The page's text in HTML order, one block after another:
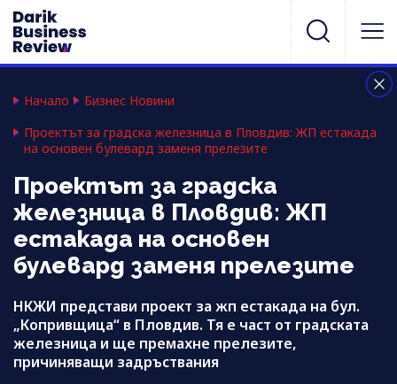
Начало
Бизнес Новини
Проектът за градска железница в Пловдив: ЖП естакада
на основен булевард заменя прелезите
Проектът за градска
железница в Пловдив: ЖП
естакада на основен
булевард заменя прелезите
НКЖИ представи проект за жп естакада на бул.
„Копривщица“ в Пловдив. Тя е част от градската
железница и ще премахне прелезите,
причиняващи задръствания